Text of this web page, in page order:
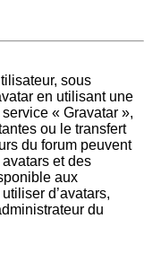
sous
en utilisant une
« Gravatar »,
ou le transfert
du forum peuvent
et des
aux
d’avatars,
du